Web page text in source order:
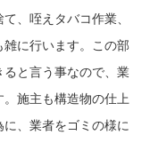
、咥えタバコ作業、
に行います。この部
と言う事なので、業
施主も構造物の仕上
、業者をゴミの様に